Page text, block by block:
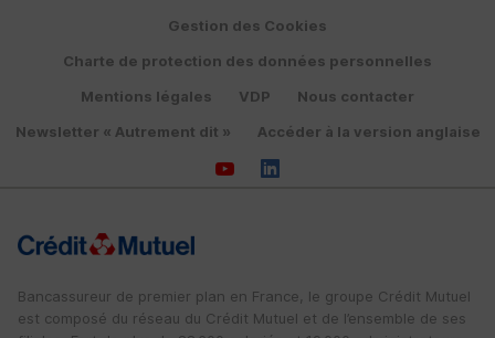
Gestion des Cookies
Charte de protection des données personnelles
Mentions légales
VDP
Nous contacter
Newsletter « Autrement dit »
Accéder à la version anglaise
Bancassureur de premier plan en France, le groupe Crédit Mutuel
est composé du réseau du Crédit Mutuel et de l’ensemble de ses